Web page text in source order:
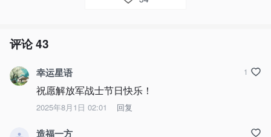
评论43
幸运星语
祝愿解放军战士节日快乐！
2025年8月1日 02:01 回复
1
造福一方